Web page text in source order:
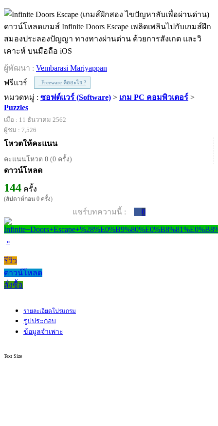
ดาวน์โหลดเกมส์ Infinite Doors Escape เพลิดเพลินไปกับเกมส์ฝึก
สมองประลองปัญญา ทางทางผ่านด่าน ด้วยการสังเกต และวิ
เคาะห์ บนมือถือ iOS
ผู้พัฒนา : Vembarasi Mariyappan
ฟรีแวร์
Freeware คืออะไร ?
หมวดหมู่ : ซอฟต์แวร์ (Software) > เกม PC คอมพิวเตอร์ >
Puzzles
เมื่อ : 11 ธันวาคม 2562
ผู้ชม : 7,526
โหวตให้คะแนน
คะแนนโหวต 0 (0 ครั้ง)
ดาวน์โหลด
144 ครั้ง
(สัปดาห์ก่อน 0 ครั้ง)
แชร์บทความนี้ : 0
»
รีวิว
ดาวน์โหลด
สั่งซื้อ
รายละเอียดโปรแกรม
รูปประกอบ
ข้อมูลจำเพาะ
Text Size